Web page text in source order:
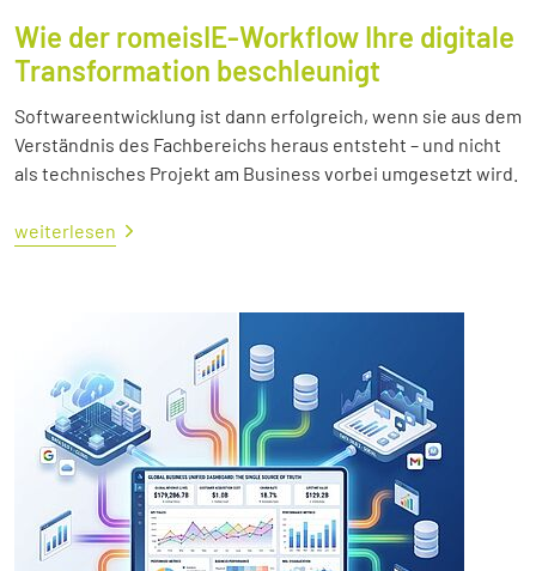
Wie der romeisIE-Workflow Ihre digitale
Transformation beschleunigt
Softwareentwicklung ist dann erfolgreich, wenn sie aus dem
Verständnis des Fachbereichs heraus entsteht – und nicht
als technisches Projekt am Business vorbei umgesetzt wird.
weiterlesen